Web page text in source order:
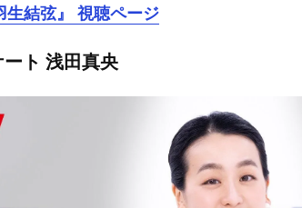
結弦』 視聴ページ
ト 浅田真央